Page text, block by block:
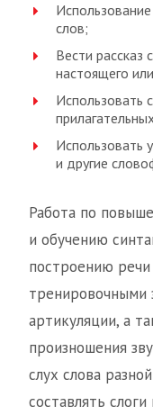
слов;
Вести рассказ
настоящего
Использовать
Использовать
и другие
Работа по
и обучению
построению речи
тренировочными
артикуляции, а
произношения
слух слова
составлять